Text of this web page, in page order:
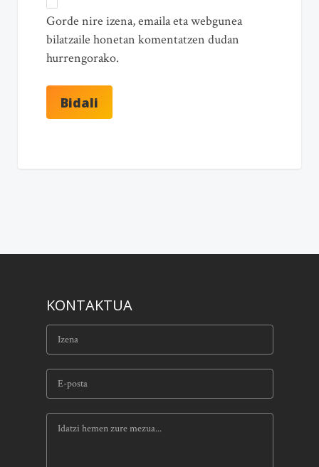
Gorde nire izena, emaila eta webgunea
bilatzaile honetan komentatzen dudan
hurrengorako.
KONTAKTUA